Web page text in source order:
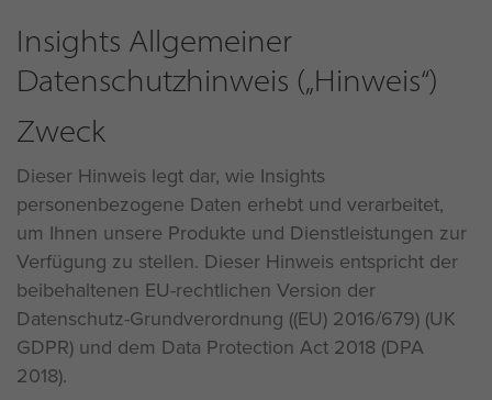
Insights Allgemeiner
Datenschutzhinweis („Hinweis“)
Zweck
Dieser Hinweis legt dar, wie Insights
personenbezogene Daten erhebt und verarbeitet,
um Ihnen unsere Produkte und Dienstleistungen zur
Verfügung zu stellen. Dieser Hinweis entspricht der
beibehaltenen EU-rechtlichen Version der
Datenschutz-Grundverordnung ((EU) 2016/679) (UK
GDPR) und dem Data Protection Act 2018 (DPA
2018).